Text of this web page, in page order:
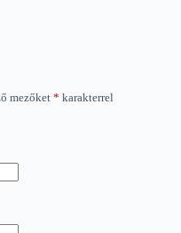
mezőket* karakterrel